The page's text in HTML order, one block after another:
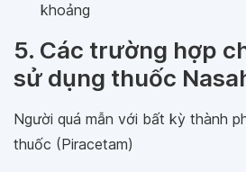
khoảng
5. Các trường hợp
sử dụng thuốc
Người quá mẫn với bất kỳ thành
thuốc (Piracetam)